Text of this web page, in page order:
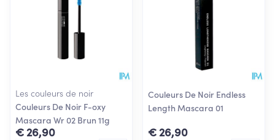
Les couleurs de noir
Couleurs De Noir F-oxy
Mascara Wr 02 Brun 11g
€ 26,90
Couleurs De Noir Endless
Length Mascara 01
€ 26,90